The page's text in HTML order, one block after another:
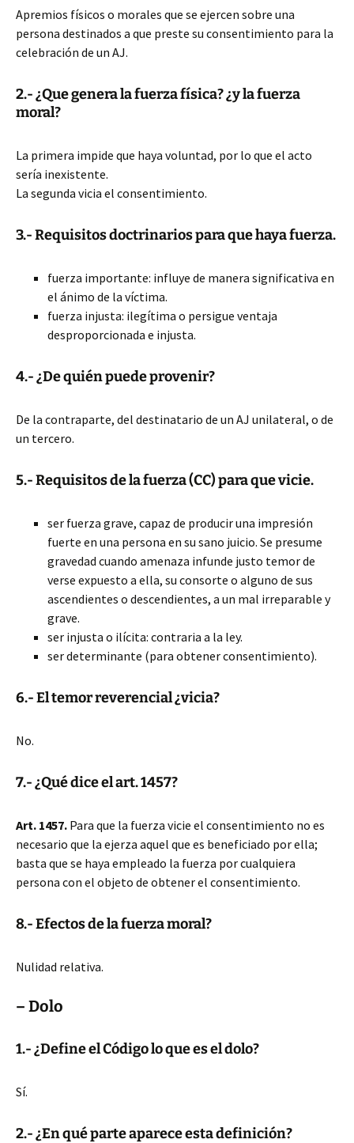
Apremios físicos o morales que se ejercen sobre una
persona destinados a que preste su consentimiento para la
celebración de un AJ.
2.- ¿Que genera la fuerza física? ¿y la fuerza
moral?
La primera impide que haya voluntad, por lo que el acto
sería inexistente.
La segunda vicia el consentimiento.
3.- Requisitos doctrinarios para que haya fuerza.
fuerza importante: influye de manera significativa en
el ánimo de la víctima.
fuerza injusta: ilegítima o persigue ventaja
desproporcionada e injusta.
4.- ¿De quién puede provenir?
De la contraparte, del destinatario de un AJ unilateral, o de
un tercero.
5.- Requisitos de la fuerza (CC) para que vicie.
ser fuerza grave, capaz de producir una impresión
fuerte en una persona en su sano juicio. Se presume
gravedad cuando amenaza infunde justo temor de
verse expuesto a ella, su consorte o alguno de sus
ascendientes o descendientes, a un mal irreparable y
grave.
ser injusta o ilícita: contraria a la ley.
ser determinante (para obtener consentimiento).
6.- El temor reverencial ¿vicia?
No.
7.- ¿Qué dice el art. 1457?
Art. 1457. Para que la fuerza vicie el consentimiento no es
necesario que la ejerza aquel que es beneficiado por ella;
basta que se haya empleado la fuerza por cualquiera
persona con el objeto de obtener el consentimiento.
8.- Efectos de la fuerza moral?
Nulidad relativa.
– Dolo
1.- ¿Define el Código lo que es el dolo?
Sí.
2.- ¿En qué parte aparece esta definición?